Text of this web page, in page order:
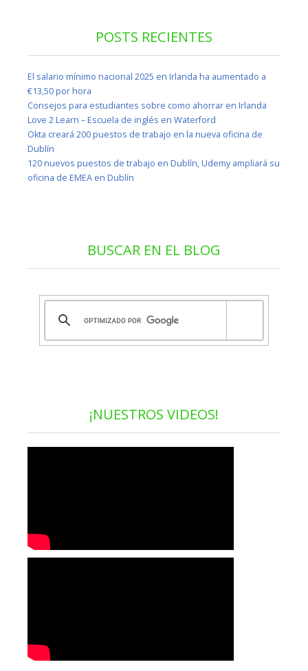
POSTS RECIENTES
El salario mínimo nacional 2025 en Irlanda ha aumentado a
€13,50 por hora
Consejos para estudiantes sobre como ahorrar en Irlanda
Love 2 Learn – Escuela de inglés en Waterford
Okta creará 200 puestos de trabajo en la nueva oficina de
Dublín
120 nuevos puestos de trabajo en Dublín, Udemy ampliará su
oficina de EMEA en Dublín
BUSCAR EN EL BLOG
¡NUESTROS VIDEOS!